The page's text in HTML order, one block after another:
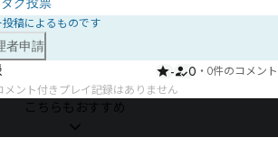
稿によるものです
者申請
- 0 ・ 0件のコメント
メント付きプレイ記録はありません
こちらもおすすめ